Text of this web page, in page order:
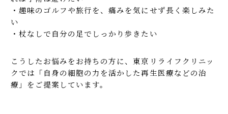
・趣味のゴルフや旅行を、痛みを気にせず長く楽しみた
い
・杖なしで自分の足でしっかり歩きたい
こうしたお悩みをお持ちの方に、東京リライフクリニッ
クでは「自身の細胞の力を活かした再生医療などの治
療」をご提案しています。